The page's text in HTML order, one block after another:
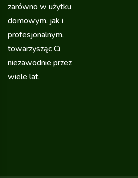
zarówno w użytku
domowym, jak i
profesjonalnym,
towarzysząc Ci
niezawodnie przez
wiele lat.